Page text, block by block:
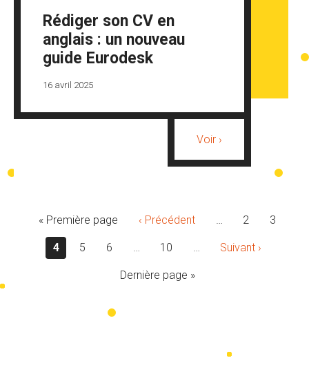
Rédiger son CV en
anglais : un nouveau
guide Eurodesk
16 avril 2025
Voir ›
« Première page ‹ Précédent 2 3
4 5 6 10 Suivant ›
Dernière page »